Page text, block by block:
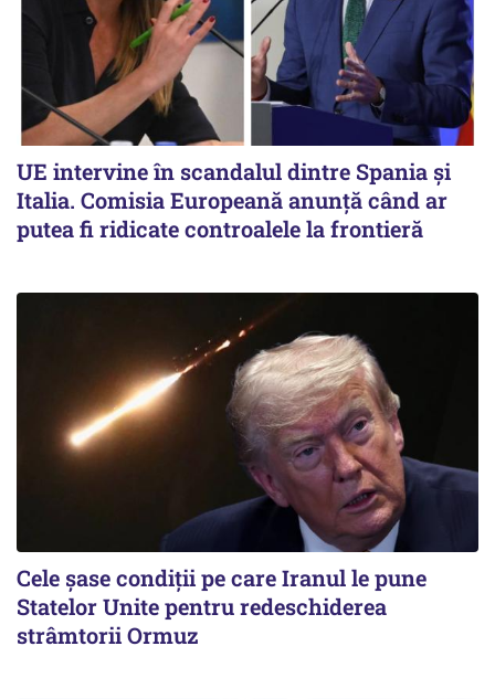
UE intervine în scandalul dintre Spania și
Italia. Comisia Europeană anunță când ar
putea fi ridicate controalele la frontieră
Cele șase condiții pe care Iranul le pune
Statelor Unite pentru redeschiderea
strâmtorii Ormuz